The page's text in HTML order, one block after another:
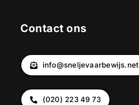
Contact ons
info@sneljevaarbewijs.net
(020) 223 49 73